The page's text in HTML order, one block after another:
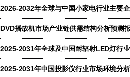
2025-2031年中国投影仪行业市场环境分